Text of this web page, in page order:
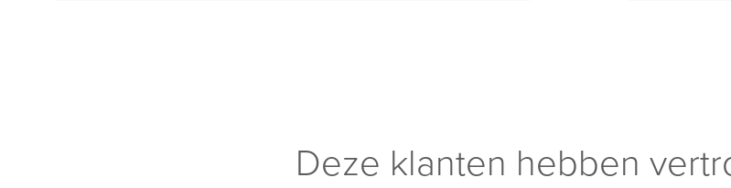
Deze klanten hebben